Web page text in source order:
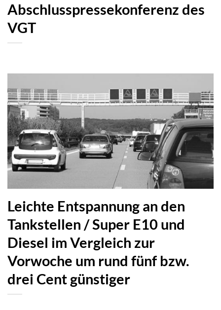
Abschlusspressekonferenz des
VGT
Leichte Entspannung an den
Tankstellen / Super E10 und
Diesel im Vergleich zur
Vorwoche um rund fünf bzw.
drei Cent günstiger